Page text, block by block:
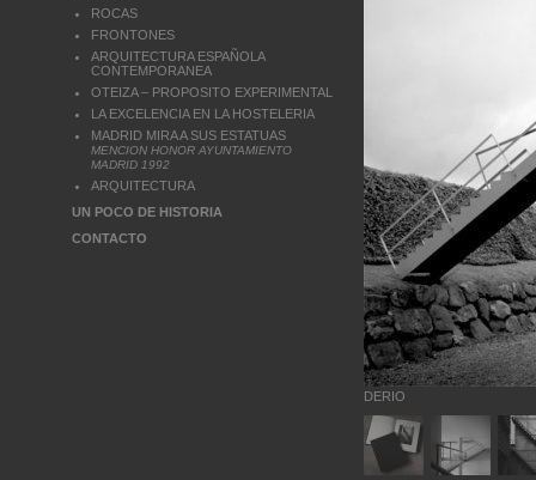
ROCAS
FRONTONES
ARQUITECTURA ESPAÑOLA
CONTEMPORANEA
OTEIZA – PROPOSITO EXPERIMENTAL
LA EXCELENCIA EN LA HOSTELERIA
MADRID MIRA A SUS ESTATUAS
MENCION HONOR AYUNTAMIENTO
MADRID 1992
ARQUITECTURA
UN POCO DE HISTORIA
CONTACTO
DERIO